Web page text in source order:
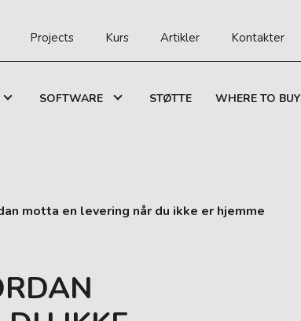
Projects Kurs Artikler Kontakter
SOFTWARE STØTTE WHERE TO BUY
motta en levering når du ikke er hjemme